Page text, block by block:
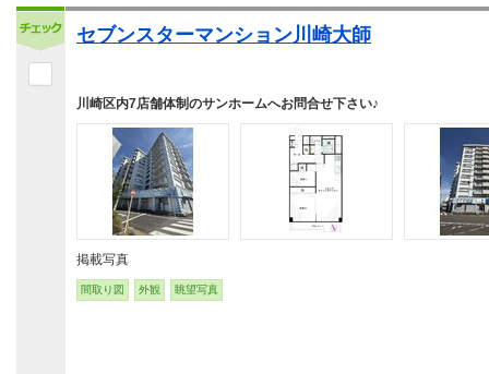
セブンスターマンション川崎大師
川崎区内7店舗体制のサンホームへお問合せ下さい♪
掲載写真
間取り図 外観 眺望写真